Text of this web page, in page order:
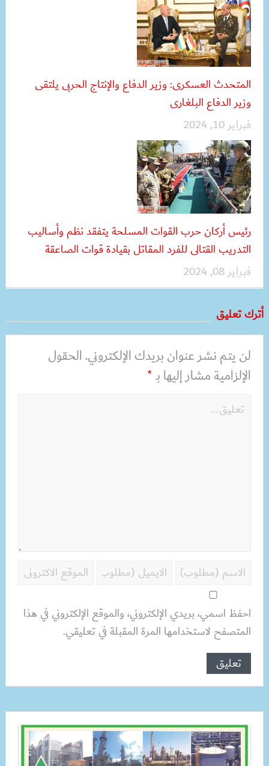
المتحدث العسكرى: وزير الدفاع والإنتاج الحربى يلتقى
وزير الدفاع البلغارى
فبراير 10, 2024
رئيس أركان حرب القوات المسلحة يتفقد نظم وأساليب
التدريب القتالى للفرد المقاتل بقيادة قوات الصاعقة
فبراير 08, 2024
أترك تعليق
لن يتم نشر عنوان بريدك الإلكتروني.الحقول
الإلزامية مشار إليها بـ*
احفظ اسمي، بريدي الإلكتروني، والموقع الإلكتروني في هذا
المتصفح لاستخدامها المرة المقبلة في تعليقي.